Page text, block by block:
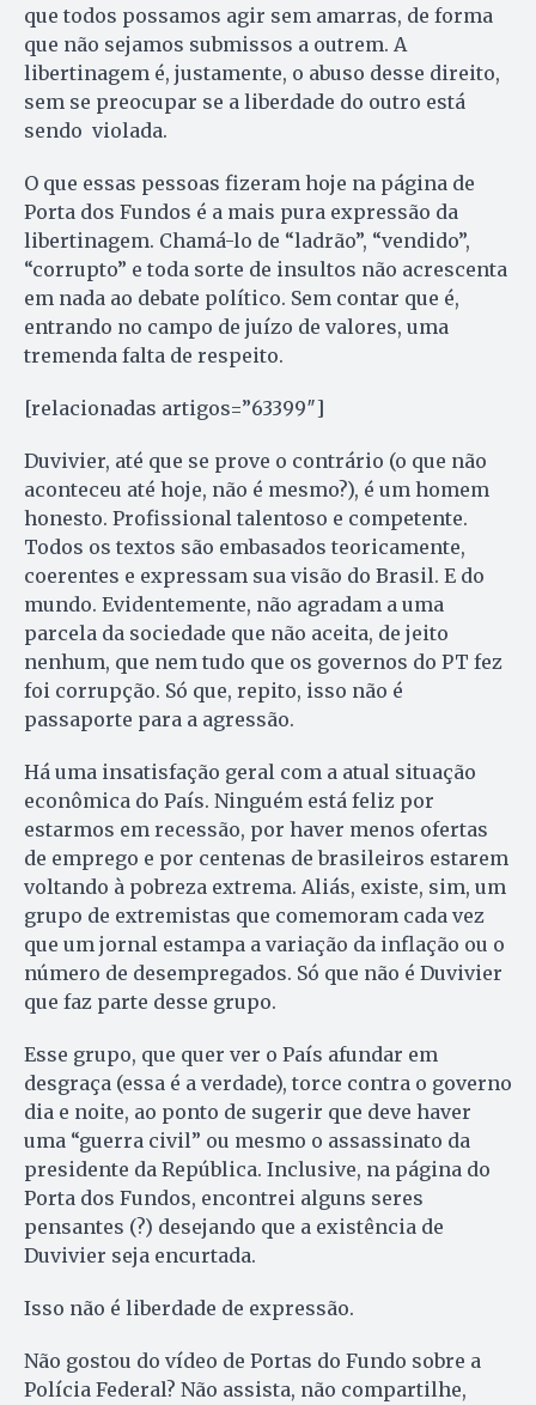
que todos possamos agir sem amarras, de forma
que não sejamos submissos a outrem. A
libertinagem é, justamente, o abuso desse direito,
sem se preocupar se a liberdade do outro está
sendo violada.
O que essas pessoas fizeram hoje na página de
Porta dos Fundos é a mais pura expressão da
libertinagem. Chamá-lo de “ladrão”, “vendido”,
“corrupto” e toda sorte de insultos não acrescenta
em nada ao debate político. Sem contar que é,
entrando no campo de juízo de valores, uma
tremenda falta de respeito.
[relacionadas artigos=”63399″]
Duvivier, até que se prove o contrário (o que não
aconteceu até hoje, não é mesmo?), é um homem
honesto. Profissional talentoso e competente.
Todos os textos são embasados teoricamente,
coerentes e expressam sua visão do Brasil. E do
mundo. Evidentemente, não agradam a uma
parcela da sociedade que não aceita, de jeito
nenhum, que nem tudo que os governos do PT fez
foi corrupção. Só que, repito, isso não é
passaporte para a agressão.
Há uma insatisfação geral com a atual situação
econômica do País. Ninguém está feliz por
estarmos em recessão, por haver menos ofertas
de emprego e por centenas de brasileiros estarem
voltando à pobreza extrema. Aliás, existe, sim, um
grupo de extremistas que comemoram cada vez
que um jornal estampa a variação da inflação ou o
número de desempregados. Só que não é Duvivier
que faz parte desse grupo.
Esse grupo, que quer ver o País afundar em
desgraça (essa é a verdade), torce contra o governo
dia e noite, ao ponto de sugerir que deve haver
uma “guerra civil” ou mesmo o assassinato da
presidente da República. Inclusive, na página do
Porta dos Fundos, encontrei alguns seres
pensantes (?) desejando que a existência de
Duvivier seja encurtada.
Isso não é liberdade de expressão.
Não gostou do vídeo de Portas do Fundo sobre a
Polícia Federal? Não assista, não compartilhe,